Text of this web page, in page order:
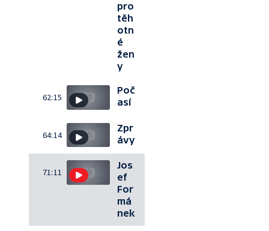
pro
těh
otn
é
žen
y
62:15
Poč
así
64:14
Zpr
ávy
71:11
Jos
ef
For
má
nek